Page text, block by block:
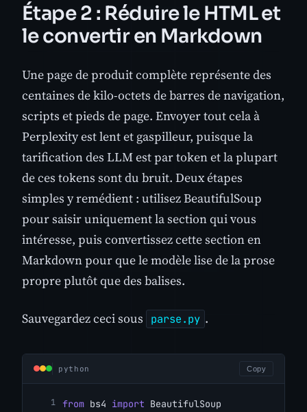
Étape 2 : Réduire le HTML et
le convertir en Markdown
Une page de produit complète représente des
centaines de kilo-octets de barres de navigation,
scripts et pieds de page. Envoyer tout cela à
Perplexity est lent et gaspilleur, puisque la
tarification des LLM est par token et la plupart
de ces tokens sont du bruit. Deux étapes
simples y remédient : utilisez BeautifulSoup
pour saisir uniquement la section qui vous
intéresse, puis convertissez cette section en
Markdown pour que le modèle lise de la prose
propre plutôt que des balises.
Sauvegardez ceci sous parse.py .
python Copy
from bs4 import BeautifulSoup